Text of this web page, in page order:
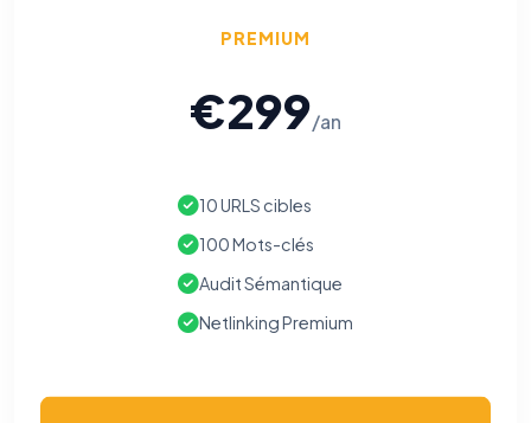
PREMIUM
€299/an
10 URLS cibles
100 Mots-clés
Audit Sémantique
Netlinking Premium